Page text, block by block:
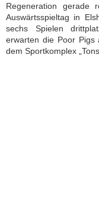
Regeneration
Auswärtsspieltag in
sechs Spielen
erwarten die Poor
dem Sportkomplex